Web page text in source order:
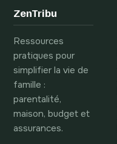
sécuriser votre
trésorerie
ZenTribu
Ressources
pratiques pour
simplifier la vie de
famille :
parentalité,
maison, budget et
assurances.